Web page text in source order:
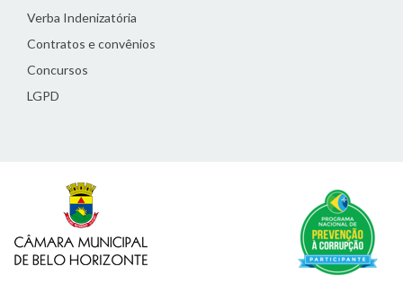
Verba Indenizatória
Contratos e convênios
Concursos
LGPD